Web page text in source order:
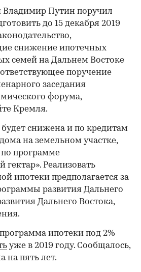
Владимир Путин поручил
до 15 декабря 2019
снижение ипотечных
семей на Дальнем Востоке
поручение
заседания
форума,
Кремля.
будет снижена и по кредитам
на земельном участке,
программе
гектар». Реализовать
ипотеки предполагается за
развития Дальнего
Дальнего Востока,
ипотеки под 2%
уже в 2019 году. Сообщалось,
на пять лет.